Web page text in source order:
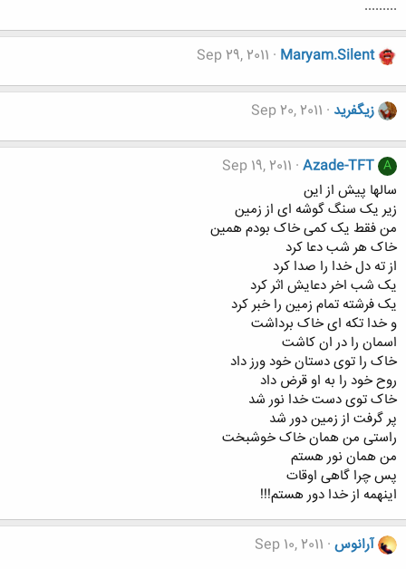
.........
Maryam.Silent
Sep 29, 2011
زيگفريد Sep 20, 2011
A
Azade-TFT
Sep 19, 2011
سالها پیش از این
زیر یک سنگ گوشه ای از زمین
من فقط یک کمی خاک بودم همین
خاک هر شب دعا کرد
از ته دل خدا را صدا کرد
یک شب اخر دعایش اثر کرد
یک فرشته تمام زمین را خبر کرد
و خدا تکه ای خاک برداشت
اسمان را در ان کاشت
خاک را توی دستان خود ورز داد
روح خود را به او قرض داد
خاک توی دست خدا نور شد
پر گرفت از زمین دور شد
راستی من همان خاک خوشبخت
من همان نور هستم
پس چرا گاهی اوقات
اینهمه از خدا دور هستم!!!
آرانوس Sep 10, 2011